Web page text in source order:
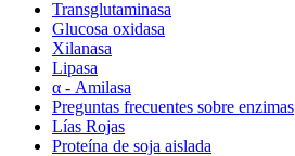
Transglutaminasa
Glucosa oxidasa
Xilanasa
Lipasa
α - Amilasa
Preguntas frecuentes sobre enzimas
Lías Rojas
Proteína de soja aislada